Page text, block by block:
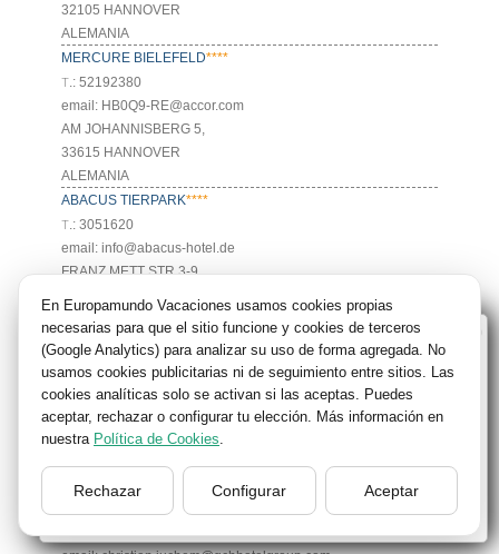
32105 HANNOVER
ALEMANIA
MERCURE BIELEFELD****
Т.: 52192380
email: HB0Q9-RE@accor.com
AM JOHANNISBERG 5,
33615 HANNOVER
ALEMANIA
ABACUS TIERPARK****
Т.: 3051620
email: info@abacus-hotel.de
FRANZ METT STR 3-9
ALEMANIA
MERCURE BERLIN TEMPELHOF
Т.: 30627800
email: H1894-FO@accor.com
HERMANNSTRASSE 214-216 CP 12049 Eingang
Rollbergstrasse
ALEMANIA
HOLIDAY INN BERLIN CITY WEST
Т.: 30383890
Bienvenido a Europamundo Vacaciones, está usted
en el sitio internacional de:
Wellcome to Europamundo Vacations, your in the
international site of:
cambiar/change
En Europamundo Vacaciones usamos cookies propias
necesarias para que el sitio funcione y cookies de terceros
(Google Analytics) para analizar su uso de forma agregada. No
usamos cookies publicitarias ni de seguimiento entre sitios. Las
cookies analíticas solo se activan si las aceptas. Puedes
aceptar, rechazar o configurar tu elección. Más información en
nuestra Política de Cookies.
Rechazar Configurar Aceptar